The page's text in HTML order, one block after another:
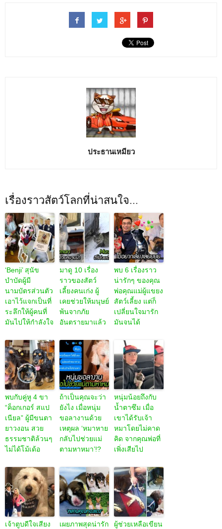
ประธานเหมียว
เรื่องราวสัตว์โลกที่น่าสนใจ...
‘Benji’ สุนัข
บำบัดผู้มี
นามบัตรส่วนตัว
เอาไว้แจกเป็นที่
ระลึกให้ผู้คนที่
มันไปให้กำลังใจ
มาดู 10 เรื่อง
ราวของสัตว์
เลี้ยงคนเก่ง ผู้
เคยช่วยให้มนุษย์
พ้นจากภัย
อันตรายมาแล้ว
พบ 6 เรื่องราว
น่ารักๆ ของคุณ
พ่อคุณแม่ผู้แขยง
สัตว์เลี้ยง แต่ก็
เปลี่ยนใจมารัก
มันจนได้
พบกับคู่หู 4 ขา
“ค็อกเกอร์ สแป
เนียล” ผู้มีขนตา
ยาวงอน สวย
ธรรมชาติล้วนๆ
ไม่ได้โม้เด้อ
ถ้าเป็นคุณจะว่า
ยังไง เมื่อหนุ่ม
ขอลางานด้วย
เหตุผล ‘หมาหาย
กลับไปช่วยแม่
ตามหาหมา’!?
หนุ่มน้อยถึงกับ
น้ำตาซึม เมื่อ
เขาได้รับเจ้า
หมาโดยไม่คาด
คิด จากคุณพ่อที่
เพิ่งเสียไป
เจ้าตูบดีใจเสียง
เผยภาพสุดน่ารัก
ผู้ช่วยเหลือเขียน